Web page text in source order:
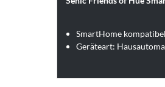
SmartHome
Geräteart: